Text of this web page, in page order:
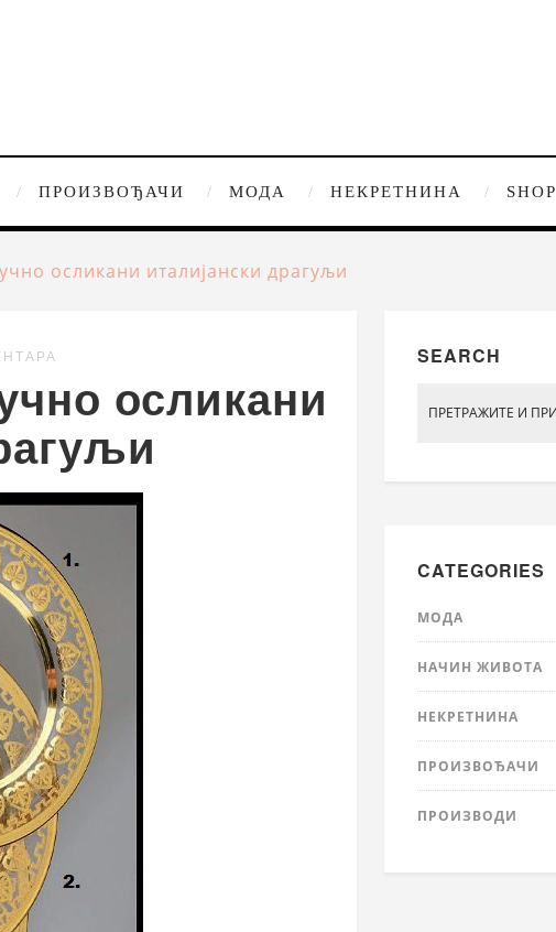
ПРОИЗВОЂАЧИ МОДА НЕКРЕТНИНА SHOP
осликани италијански драгуљи
осликани
SEARCH
CATEGORIES
МОДА
НАЧИН ЖИВОТА
НЕКРЕТНИНА
ПРОИЗВОЂАЧИ
ПРОИЗВОДИ